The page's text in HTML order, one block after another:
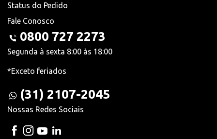
Status do Pedido
Fale Conosco
0800 727 2273
Segunda à sexta 8:00 às 18:00
*Exceto feriados
(31) 2107-2045
Nossas Redes Sociais